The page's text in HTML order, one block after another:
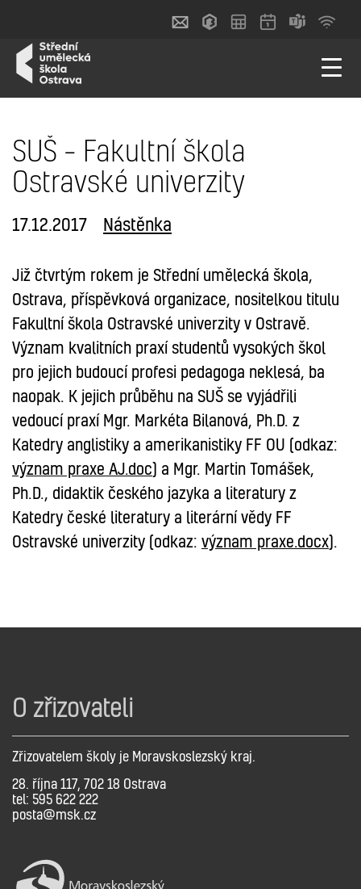
SUŠ – Fakultní škola
Ostravské univerzity
17.12.2017 Nástěnka
Již čtvrtým rokem je Střední umělecká škola,
Ostrava, příspěvková organizace, nositelkou titulu
Fakultní škola Ostravské univerzity v Ostravě.
Význam kvalitních praxí studentů vysokých škol
pro jejich budoucí profesi pedagoga neklesá, ba
naopak. K jejich průběhu na SUŠ se vyjádřili
vedoucí praxí Mgr. Markéta Bilanová, Ph.D. z
Katedry anglistiky a amerikanistiky FF OU (odkaz:
význam praxe AJ.doc) a Mgr. Martin Tomášek,
Ph.D., didaktik českého jazyka a literatury z
Katedry české literatury a literární vědy FF
Ostravské univerzity (odkaz: význam praxe.docx).
O zřizovateli
Zřizovatelem školy je Moravskoslezský kraj.
28. října 117, 702 18 Ostrava
tel: 595 622 222
posta@msk.cz